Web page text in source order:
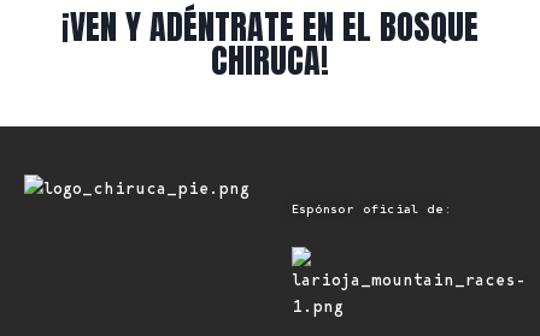
¡VEN Y ADÉNTRATE EN EL BOSQUE
CHIRUCA!
Espónsor oficial de: